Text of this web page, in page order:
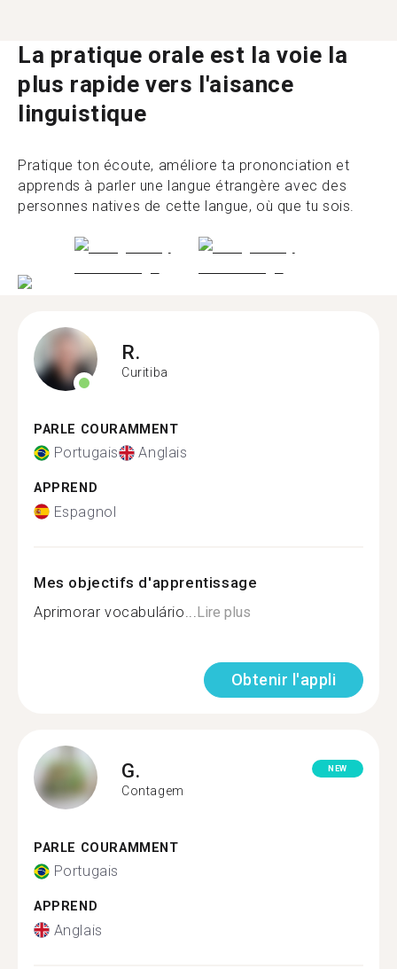
La pratique orale est la voie la
plus rapide vers l'aisance
linguistique
Pratique ton écoute, améliore ta prononciation et
apprends à parler une langue étrangère avec des
personnes natives de cette langue, où que tu sois.
R.
Curitiba
PARLE COURAMMENT
Portugais Anglais
APPREND
Espagnol
Mes objectifs d'apprentissage
Aprimorar vocabulário... Lire plus
Obtenir l'appli
G.
Contagem
NEW
PARLE COURAMMENT
Portugais
APPREND
Anglais